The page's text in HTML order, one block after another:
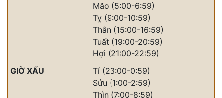
Mão (5:00-6:59)
Tỵ (9:00-10:59)
Thân (15:00-16:59)
Tuất (19:00-20:59)
Hợi (21:00-22:59)
GIỜ XẤU
Tí (23:00-0:59)
Sửu (1:00-2:59)
Thìn (7:00-8:59)